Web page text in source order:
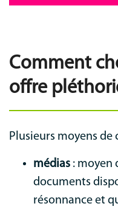
Comment
offre
Plusieurs moyens de
médias : moyen
documents
résonnance et